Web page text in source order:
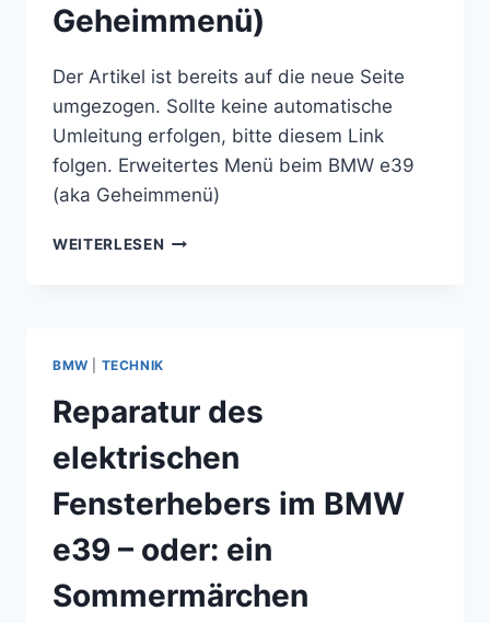
Geheimmenü)
Der Artikel ist bereits auf die neue Seite
umgezogen. Sollte keine automatische
Umleitung erfolgen, bitte diesem Link
folgen. Erweitertes Menü beim BMW e39
(aka Geheimmenü)
WEITERLESEN ERWEITERTES
BMW TECHNIK
Reparatur des
elektrischen
Fensterhebers im BMW
e39 – oder: ein
Sommermärchen